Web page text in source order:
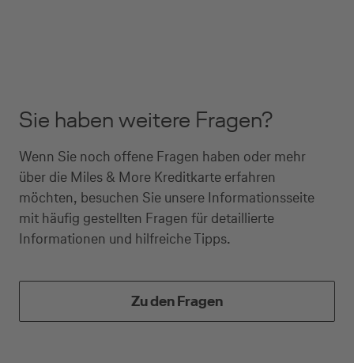
Sie haben weitere Fragen?
Wenn Sie noch offene Fragen haben oder mehr
über die Miles & More Kreditkarte erfahren
möchten, besuchen Sie unsere Informationsseite
mit häufig gestellten Fragen für detaillierte
Informationen und hilfreiche Tipps.
Zu den Fragen